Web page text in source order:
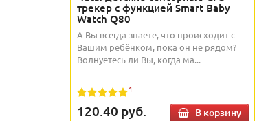
трекер с функцией Smart Baby
Watch Q80
А Вы всегда знаете, что происходит с
Вашим ребёнком, пока он не рядом?
Волнуетесь ли Вы, когда ма...
1
120.40 руб. В корзину